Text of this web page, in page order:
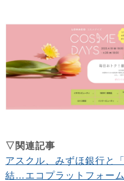
▽関連記事
アスクル、みずほ銀行と
結…エコプラットフォー